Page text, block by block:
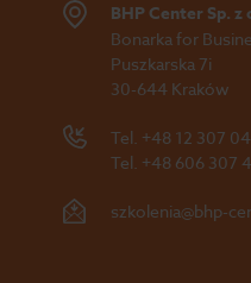
BHP Center Sp. z
Bonarka for
Puszkarska 7i
30-644 Kraków
Tel. +48 12 307
Tel. +48 606 307
szkolenia@bhp-